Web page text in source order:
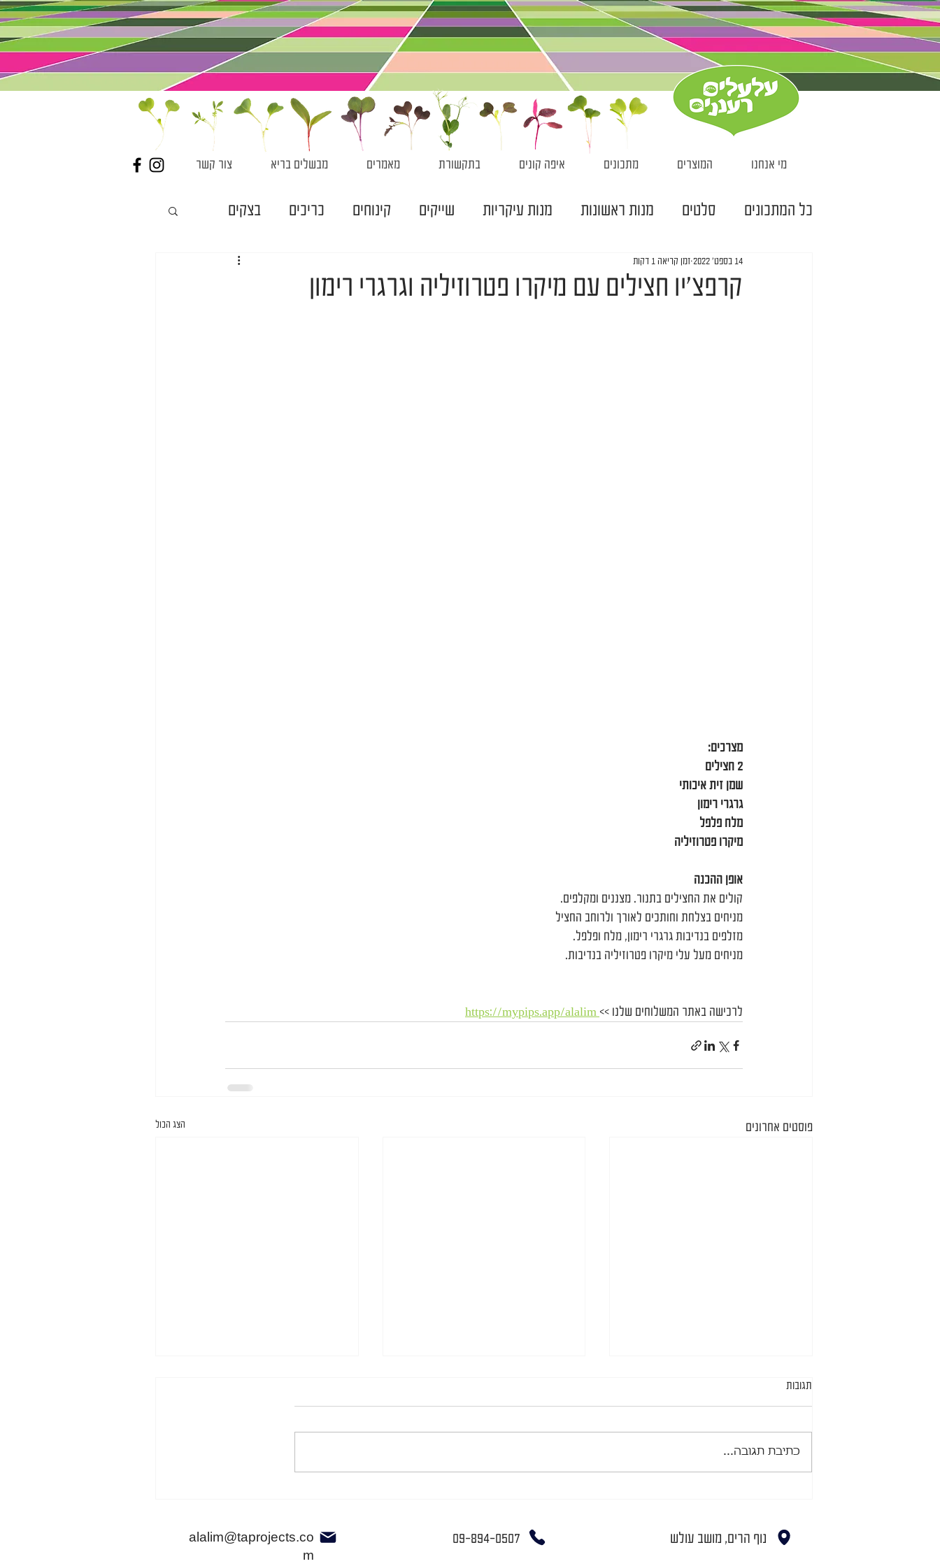
מי אנחנו המוצרים מתכונים איפה קונים בתקשורת מאמרים מבשלים בריא צור קשר
כל המתכונים סלטים מנות ראשונות מנות עיקריות שייקים קינוחים כריכים בצקים
קרפצ׳יו חצילים עם מיקרו פטרוזיליה וגרגרי רימון
14 בספט׳ 2022 זמן קריאה 1 דקות
מצרכים:
2 חצילים
שמן זית איכותי
גרגרי רימון
מלח פלפל
מיקרו פטרוזיליה
אופן ההכנה
קולים את החצילים בתנור. מצננים ומקלפים.
מניחים בצלחת וחותכים לאורך ולרוחב החציל
מזלפים בנדיבות גרגרי רימון, מלח ופלפל.
מניחים מעל עלי מיקרו פטרוזיליה בנדיבות.
לרכישה באתר המשלוחים שלנו >>
פוסטים אחרונים הצג הכול
לביבות קינואה ומיקס עלי מיקרו
סופלה גבינות עם מיקרו ראשד
תגובות
כתיבת תגובה...
alalim@taprojects.co
m
09-894-0507 נוף הרים, מושב עולש